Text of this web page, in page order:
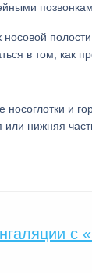
носовой
в том, как
носоглотки и
нижняя
с